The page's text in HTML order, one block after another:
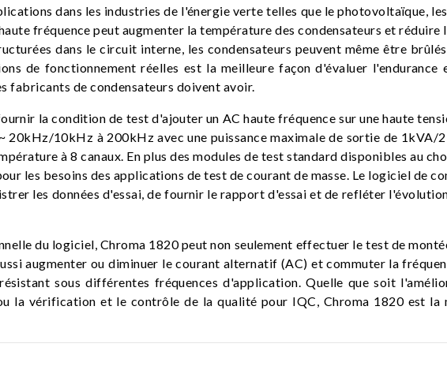
dans les industries de l'énergie verte telles que le photovoltaïque,
fréquence peut augmenter la température des condensateurs et
dans le circuit interne, les condensateurs peuvent même être
de fonctionnement réelles est la meilleure façon d'évaluer
fabricants de condensateurs doivent avoir.
la condition de test d'ajouter un AC haute fréquence sur une haute
20kHz/10kHz à 200kHz avec une puissance maximale de sortie de
à 8 canaux. En plus des modules de test standard disponibles au
les besoins des applications de test de courant de masse. Le logiciel de
les données d'essai, de fournir le rapport d'essai et de refléter
du logiciel, Chroma 1820 peut non seulement effectuer le test de
augmenter ou diminuer le courant alternatif (AC) et commuter la
sous différentes fréquences d'application. Quelle que soit
la vérification et le contrôle de la qualité pour IQC, Chroma 1820 est